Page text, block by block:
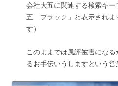
会社大五に関連する検索キ
五 ブラック」と表示されま
す）
このままでは風評被害にな
るお手伝いうしますという営